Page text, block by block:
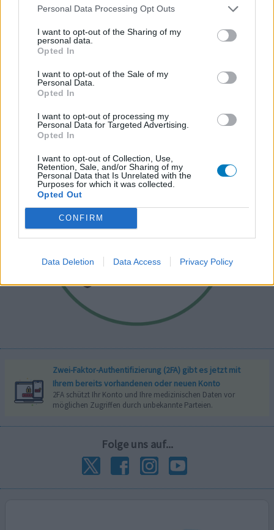
Personal Data Processing Opt Outs
I want to opt-out of the Sharing of my
personal data.
Opted In
I want to opt-out of the Sale of my
Personal Data.
Opted In
I want to opt-out of processing my
Personal Data for Targeted Advertising.
Opted In
I want to opt-out of Collection, Use,
Retention, Sale, and/or Sharing of my
Personal Data that Is Unrelated with the
Purposes for which it was collected.
Opted Out
CONFIRM
Data Deletion Data Access Privacy Policy
Zwei-Faktor-Authentifizierung (2FA) gibt es jetzt mit
Ihrem bereits vorhandenen oder neuen Konto
2FA schützt Ihr Konto und Ihre medizinischen Daten vor
möglichen Zugriffen durch unbekannte Parteien.
Folge uns auf...